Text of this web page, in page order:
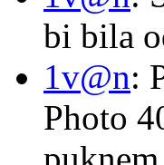
bi bila
1v@n:
Photo